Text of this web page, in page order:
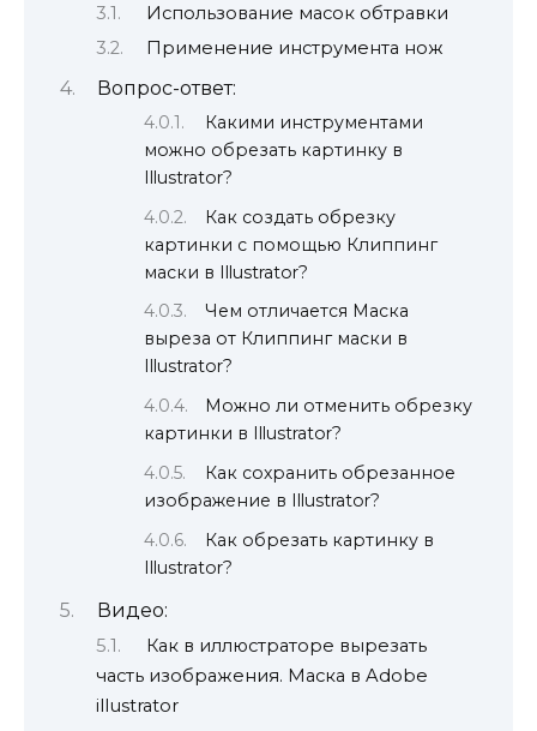
Использование масок обтравки
Применение инструмента нож
Вопрос-ответ:
Какими инструментами
можно обрезать картинку в
Illustrator?
Как создать обрезку
картинки с помощью Клиппинг
маски в Illustrator?
Чем отличается Маска
выреза от Клиппинг маски в
Illustrator?
Можно ли отменить обрезку
картинки в Illustrator?
Как сохранить обрезанное
изображение в Illustrator?
Как обрезать картинку в
Illustrator?
Видео:
Как в иллюстраторе вырезать
часть изображения. Маска в Adobe
illustrator